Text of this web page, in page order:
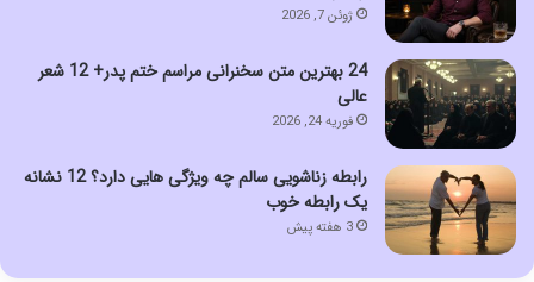
ژوئن 7, 2026
24 بهترین متن سخنرانی مراسم ختم پدر+ 12 شعر
عالی
فوریه 24, 2026
رابطه زناشویی سالم چه ویژگی هایی دارد؟ 12 نشانه
یک رابطه خوب
3 هفته پیش